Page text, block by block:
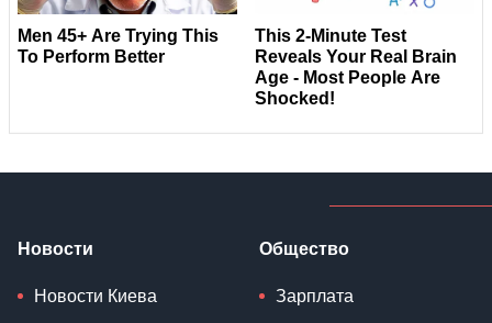
Новости
Новости Киева
Общество
Зарплата